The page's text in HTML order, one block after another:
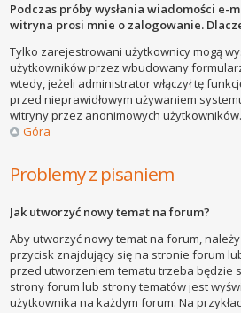
Podczas próby wysłania wiadomości e-
witryna prosi mnie o zalogowanie.
Tylko zarejestrowani użytkownicy mogą
użytkowników przez wbudowany
wtedy, jeżeli administrator włączył tę
przed nieprawidłowym używaniem
witryny przez anonimowych użytkowników.
Góra
Problemy z pisaniem
Jak utworzyć nowy temat na forum?
Aby utworzyć nowy temat na forum,
przycisk znajdujący się na stronie forum
przed utworzeniem tematu trzeba będzie
strony forum lub strony tematów jest
użytkownika na każdym forum. Na